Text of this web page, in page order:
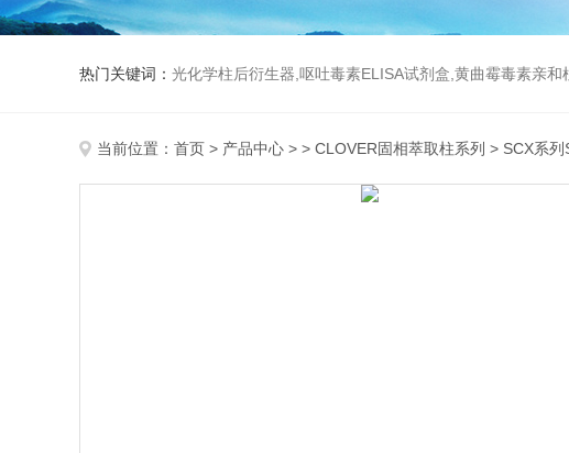
热门关键词： 光化学柱后衍生器,呕吐毒素ELISA试剂盒,黄曲霉毒素亲和
当前位置： 首页 > 产品中心 > > CLOVER固相萃取柱系列 > SCX系